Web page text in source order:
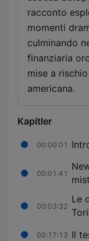
racconto
momenti
culminando
finanziaria
mise a
americana.
Kapitler
00:00:01
00:01:41
00:03:32
Le
00:17:13 Il